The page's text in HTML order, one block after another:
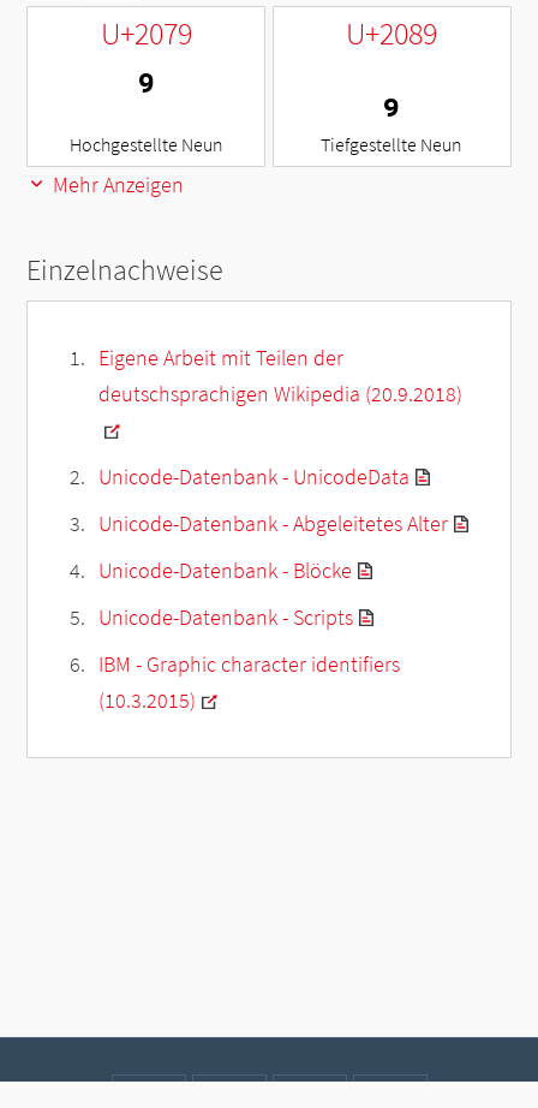
U+2079
⁹
Hochgestellte Neun
U+2089
₉
Tiefgestellte Neun
Mehr Anzeigen
Einzelnachweise
Eigene Arbeit mit Teilen der
deutschsprachigen Wikipedia (20.9.2018)
Unicode-Datenbank - UnicodeData
Unicode-Datenbank - Abgeleitetes Alter
Unicode-Datenbank - Blöcke
Unicode-Datenbank - Scripts
IBM - Graphic character identifiers
(10.3.2015)